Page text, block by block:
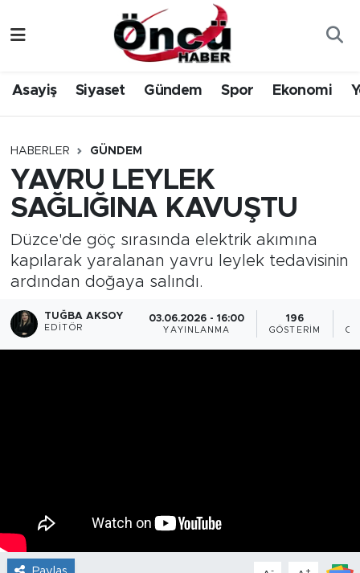
Asayiş Siyaset Gündem Spor Ekonomi
HABERLER GÜNDEM
YAVRU LEYLEK
SAĞLIĞINA KAVUŞTU
Düzce'de göç sırasında elektrik akımına
kapılarak yaralanan yavru leylek tedavisinin
ardından doğaya salındı.
TUĞBA AKSOY
EDITÖR
03.06.2026 - 16:00
YAYINLANMA
196
GÖSTERIM
- +
Gündem
Sağlık & Çevre
Spor
Yerel Haber
Öncü Radyo Dinle
Öncü TV İzle
Düzce Nöbetçi Eczaneler
Düzce Hava Durumu
Düzce Namaz Vakitleri
Düzce Trafik Yoğunluk Haritası
Süper Lig Puan Durumu ve Fikstür
Tüm Manşetler
Son Dakika Haberleri
Haber Arşivi